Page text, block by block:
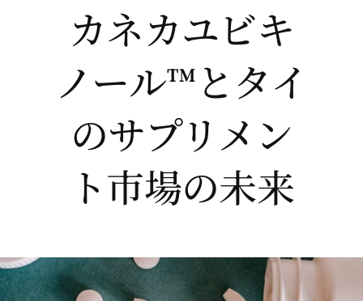
カネカユビキ
ノール™とタイ
のサプリメン
ト市場の未来